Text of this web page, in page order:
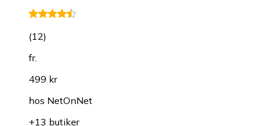
(12)
fr.
499 kr
hos NetOnNet
+13 butiker